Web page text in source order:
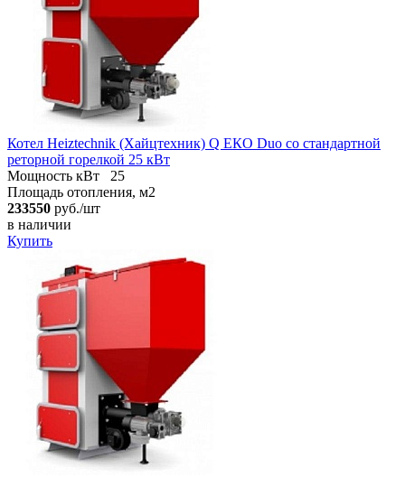
Котел Heiztechnik (Хайцтехник) Q ЕКO Duo со стандартной
реторной горелкой 25 кВт
Мощность кВт
25
Площадь отопления, м2
233550 руб./шт
в наличии
Купить